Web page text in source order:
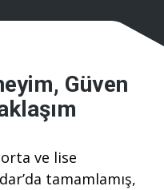
Güven
ve lise
tamamlamış,